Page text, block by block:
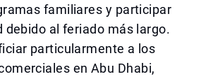
familiares y participar
debido al feriado más largo.
particularmente a los
en Abu Dhabi,